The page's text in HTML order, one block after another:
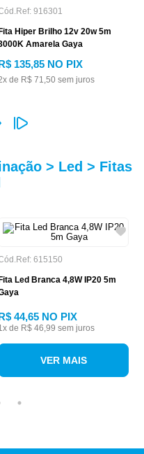
916301
Fita Hiper Brilho 12v 20w 5m
Amarela Gaya
135,85 NO PIX
x de R$ 71,50 sem juros
> Led > Fitas
615150
Fita Led Branca 4,8W IP20 5m
44,65 NO PIX
x de R$ 46,99 sem juros
VER MAIS